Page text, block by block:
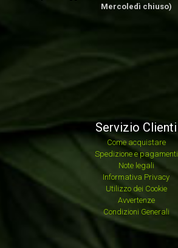
Mercoledì chiuso)
Servizio Clienti
Come acquistare
Spedizione e pagamenti
Note legali
Informativa Privacy
Utilizzo dei Cookie
Avvertenze
Condizioni Generali